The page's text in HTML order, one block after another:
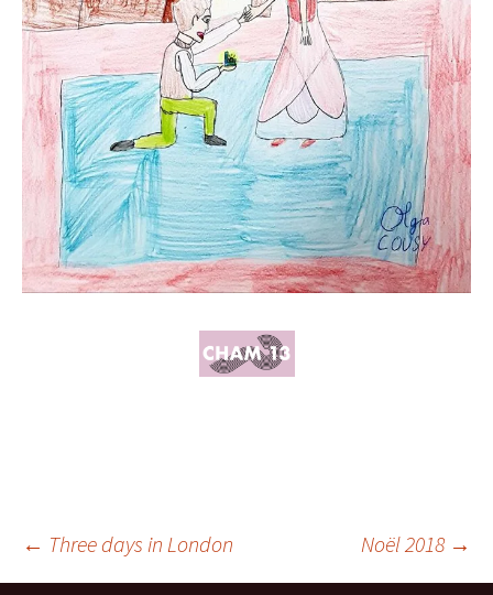
Navigation
← Three days in London Noël 2018 →